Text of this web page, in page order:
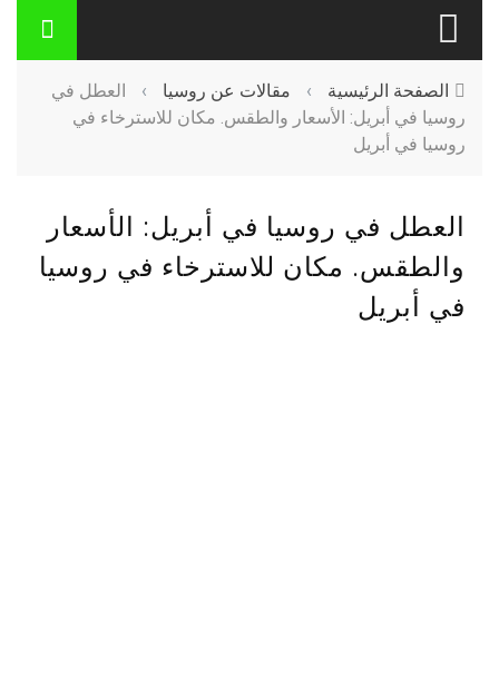
الصفحة الرئيسية › مقالات عن روسيا ›
العطل في
روسيا في أبريل: الأسعار والطقس. مكان للاسترخاء في
روسيا في أبريل
العطل في روسيا في أبريل: الأسعار
والطقس. مكان للاسترخاء في روسيا
في أبريل